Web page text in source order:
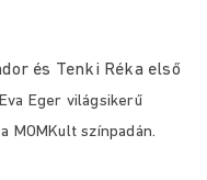
és Tenki Réka első
Eger világsikerű
MOMKult színpadán.